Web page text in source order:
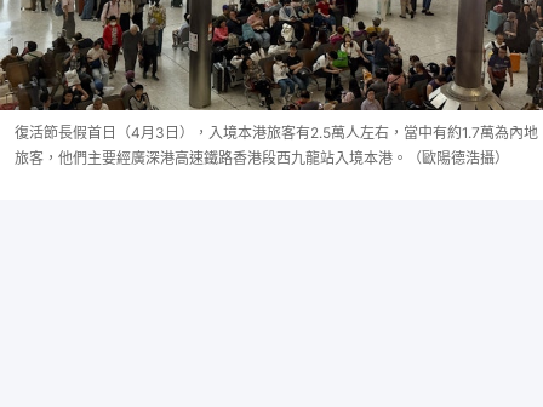
復活節長假首日（4月3日），入境本港旅客有2.5萬人左右，當中有約1.7萬為內地
旅客，他們主要經廣深港高速鐵路香港段西九龍站入境本港。（歐陽德浩攝）